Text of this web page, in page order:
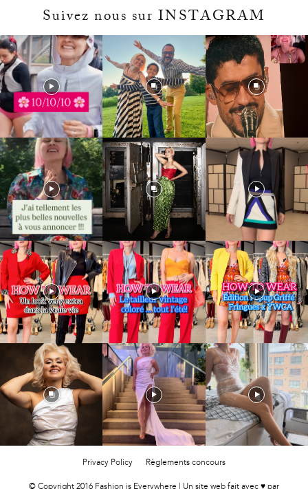
Suivez nous sur INSTAGRAM
Privacy Policy Règlements concours
© Copyright 2016 Fashion is Everywhere | Un site web fait avec ♥ par